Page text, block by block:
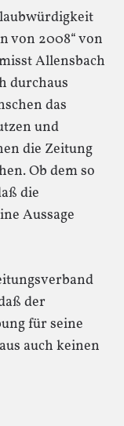
von 2008“ von
Allensbach
durchaus
das
und
die Zeitung
Ob dem so
die
Aussage
der
für seine
auch keinen